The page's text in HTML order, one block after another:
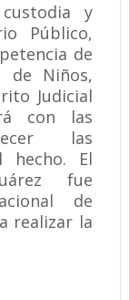
y
Público,
de
de Niños,
Judicial
con las
las
hecho. El
fue
de
realizar la